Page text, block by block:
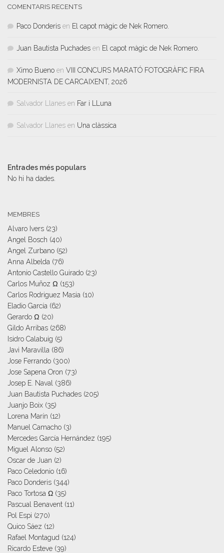
COMENTARIS RECENTS
Paco Donderis en El capot màgic de Nek Romero.
Juan Bautista Puchades en El capot màgic de Nek Romero.
Ximo Bueno en VIII CONCURS MARATÓ FOTOGRÀFIC FIRA
MODERNISTA DE CARCAIXENT, 2026
Salvador Llanes en Far i LLuna
Salvador Llanes en Una clàssica
Entrades més populars
No hi ha dades.
MEMBRES
Alvaro Ivers (23)
Angel Bosch (40)
Angel Zurbano (52)
Anna Albelda (76)
Antonio Castello Guirado (23)
Carlos Muñoz Ω (153)
Carlos Rodriguez Masia (10)
Eladio García (62)
Gerardo Ω (20)
Gildo Arribas (268)
Isidro Calabuig (5)
Javi Maravilla (86)
Jose Ferrando (300)
Jose Sapena Oron (73)
Josep E. Naval
(386)
Juan Bautista Puchades (205)
Juanjo Boix (35)
Lorena Marín (12)
Manuel Camacho (3)
Mercedes García Hernández (195)
Miguel Alonso (52)
Oscar de Juan (2)
Paco Celedonio (16)
Paco Donderis (344)
Paco Tortosa Ω (35)
Pascual Benavent (11)
Pol Espi (270)
Quico Sáez (12)
Rafael Montagud (124)
Ricardo Esteve (39)